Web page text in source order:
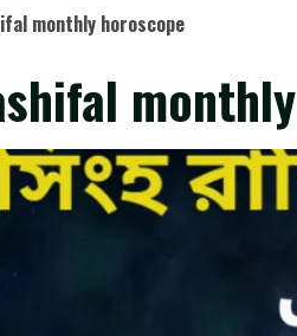
monthly horoscope